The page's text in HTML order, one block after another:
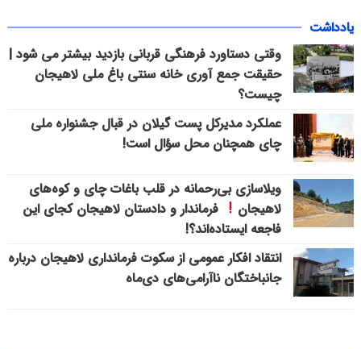
یادداشت
وقتی دستاورد فرهنگی قربانی بازدید بیشتر می شود |
حقیقت جمع آوری خانه سنتی باغ ملی لاهیجان
چیست؟
عملکرد مدیرکل پست گیلان در قبال جشنواره ملی
چای همچنان محل سؤال است!
ویلاسازی بی‌رحمانه در قلب باغات چای و کوه‌های
لاهیجان
فرماندار و دادستان لاهیجان کجای این
فاجعه ایستاده‌اند؟!
انتقاد افکار عمومی از سکوت فرمانداری لاهیجان درباره
جانباختگان ناآرامی‌های دی‌ماه